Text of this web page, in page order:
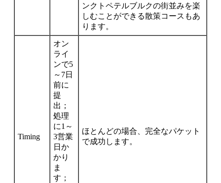
ンクトペテルブルクの街並みを楽
しむことができる散策コースもあ
ります。
Timing
オン
ライ
ンで5
～7日
前に
提
出；
処理
に1～
3営業
日か
かり
ま
す；
ほとんどの場合、完全なパケット
で成功します。